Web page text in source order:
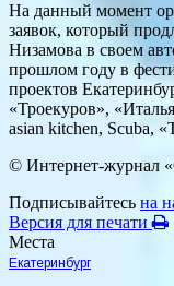
На данный момент
заявок, который
Низамова в своем
прошлом году в
проектов
«Троекуров»,
asian kitchen, Scuba,
© Интернет-журнал
Подписывайтесь на
Версия для печати
Места
Екатеринбург